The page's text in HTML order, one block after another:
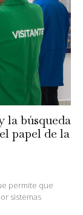
la búsqueda
papel de la
permite que
sistemas